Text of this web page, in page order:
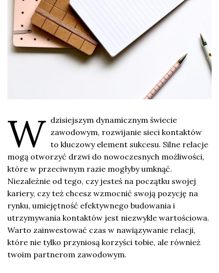
W dzisiejszym dynamicznym świecie
zawodowym, rozwijanie sieci kontaktów
to kluczowy element sukcesu. Silne relacje
mogą otworzyć drzwi do nowoczesnych możliwości,
które w przeciwnym razie mogłyby umknąć.
Niezależnie od tego, czy jesteś na początku swojej
kariery, czy też chcesz wzmocnić swoją pozycję na
rynku, umiejętność efektywnego budowania i
utrzymywania kontaktów jest niezwykle wartościowa.
Warto zainwestować czas w nawiązywanie relacji,
które nie tylko przyniosą korzyści tobie, ale również
twoim partnerom zawodowym.